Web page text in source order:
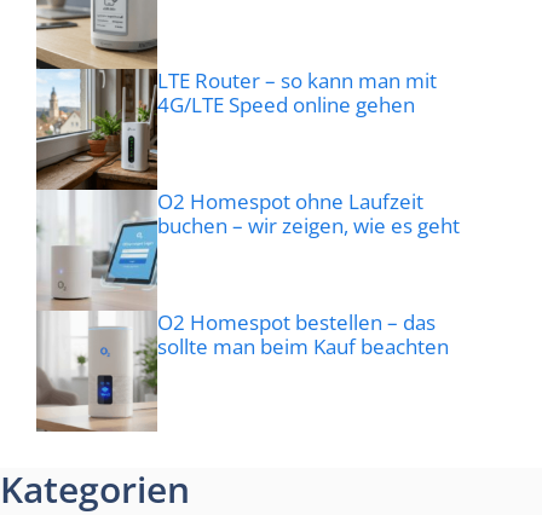
LTE Router – so kann man mit
4G/LTE Speed online gehen
O2 Homespot ohne Laufzeit
buchen – wir zeigen, wie es geht
O2 Homespot bestellen – das
sollte man beim Kauf beachten
Kategorien